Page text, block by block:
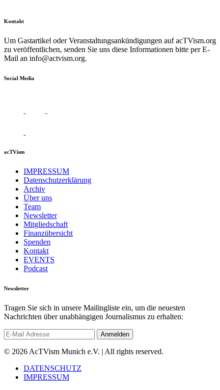
Kontakt
Um Gastartikel oder Veranstaltungsankündigungen auf acTVism.org
zu veröffentlichen, senden Sie uns diese Informationen bitte per E-
Mail an info@actvism.org.
Social Media
acTVism
IMPRESSUM
Datenschutzerklärung
Archiv
Über uns
Team
Newsletter
Mitgliedschaft
Finanzübersicht
Spenden
Kontakt
EVENTS
Podcast
Newsletter
Tragen Sie sich in unsere Mailingliste ein, um die neuesten
Nachrichten über unabhängigen Journalismus zu erhalten:
© 2026 AcTVism Munich e.V. | All rights reserved.
DATENSCHUTZ
IMPRESSUM